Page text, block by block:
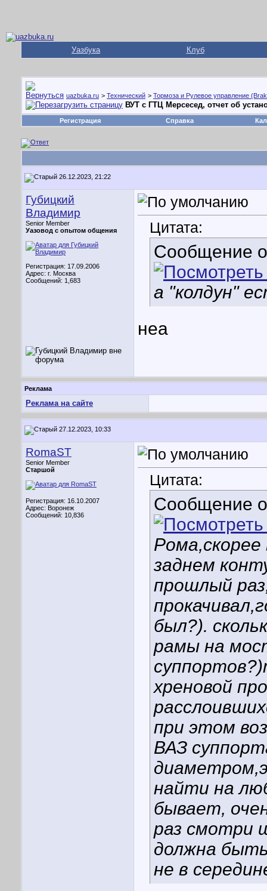
Уазбука Клуб
uazbuka.ru > Технический > Тормоза и Рулевое управление
ВУТ с ГТЦ Мерсесед, отчет об
Регистрация Справка
26.12.2023, 21:22
Губицкий
Владимир
Senior Member
Уазовод с опытом общения
Регистрация: 17.09.2006
Адрес: г. Москва
Сообщений: 1,683
Цитата:
Сообщение
а "колдун"
неа
Реклама
Реклама на сайте
27.12.2023, 10:33
RomaST
Senior Member
Старшой
Регистрация: 16.10.2007
Адрес: Воронеж
Сообщений: 10,836
Цитата:
Сообщение
Рома,скорее
заднем
прошлый
был?).
рамы на
хреновой
при этом
ВАЗ
найти на
бывает,
раз смотри
должна
не в